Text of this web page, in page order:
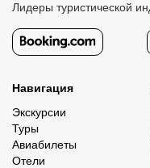
Лидеры туристической
Навигация
Экскурсии
Туры
Авиабилеты
Отели